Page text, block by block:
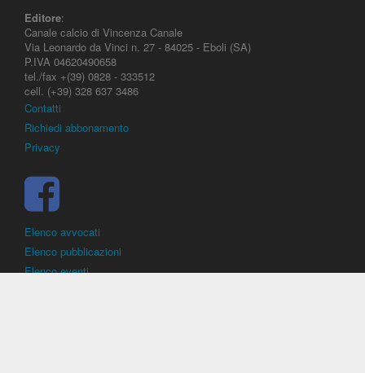
Editore:
Canale calcio di Vincenza Canale
Via Leonardo da Vinci n. 27 - 84025 - Eboli (SA)
P.IVA 04620490658
tel./fax +(39) 0828 - 333512
cell. (+39) 328 637 3486
Contatti
Richiedi abbonamento
Privacy
Elenco avvocati
Elenco pubblicazioni
Elenco eventi